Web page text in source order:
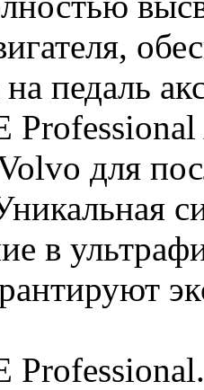
педаль
для
в